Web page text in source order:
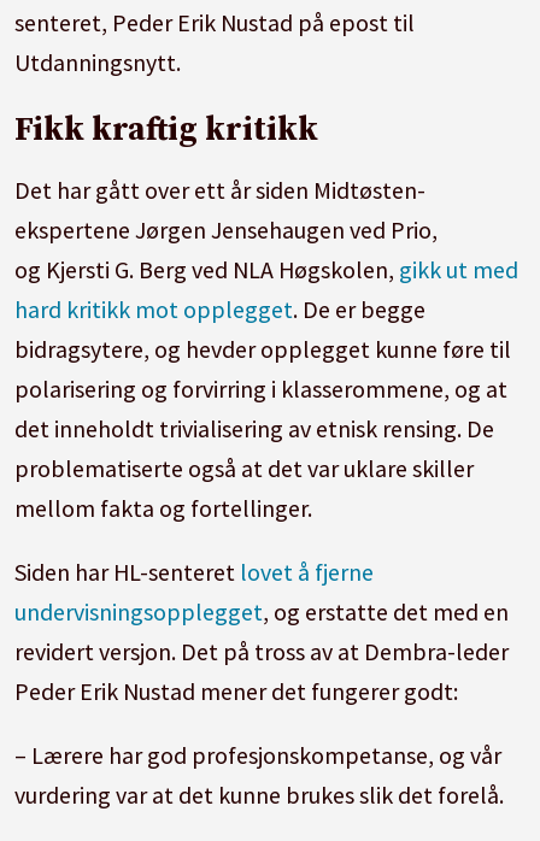
senteret, Peder Erik Nustad på epost til
Utdanningsnytt.
Fikk kraftig kritikk
Det har gått over ett år siden Midtøsten-
ekspertene Jørgen Jensehaugen ved Prio,
og Kjersti G. Berg ved NLA Høgskolen, gikk ut med
hard kritikk mot opplegget. De er begge
bidragsytere, og hevder opplegget kunne føre til
polarisering og forvirring i klasserommene, og at
det inneholdt trivialisering av etnisk rensing. De
problematiserte også at det var uklare skiller
mellom fakta og fortellinger.
Siden har HL-senteret lovet å fjerne
undervisningsopplegget, og erstatte det med en
revidert versjon. Det på tross av at Dembra-leder
Peder Erik Nustad mener det fungerer godt:
– Lærere har god profesjonskompetanse, og vår
vurdering var at det kunne brukes slik det forelå.